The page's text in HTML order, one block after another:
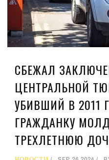
СБЕЖАЛ
ЦЕНТРАЛЬНОЙ
УБИВШИЙ В 2011
ГРАЖДАНКУ
ТРЕХЛЕТНЮЮ